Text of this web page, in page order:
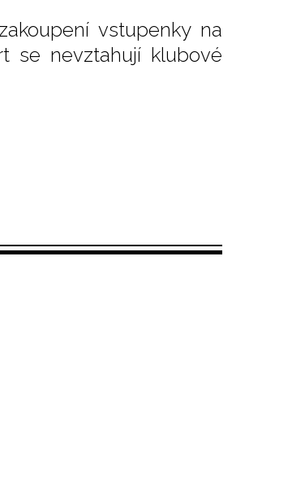
vstupenky na
se nevztahují klubové